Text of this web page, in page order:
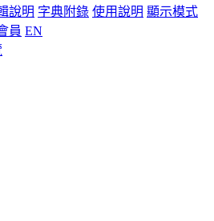
說明 字典附錄 使用說明 顯示模式
EN